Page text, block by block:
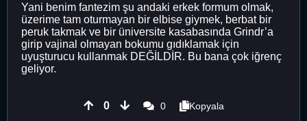
Yani benim fantezim şu andaki erkek formum olmak,
üzerime tam oturmayan bir elbise giymek, berbat bir
peruk takmak ve bir üniversite kasabasında Grindr’a
girip vajinal olmayan bokumu gıdıklamak için
uyuşturucu kullanmak DEĞİLDİR. Bu bana çok iğrenç
geliyor.
0 0
Kopyala